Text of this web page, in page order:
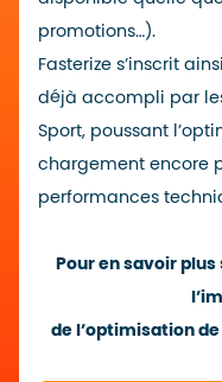
promotions…).
Fasterize s’inscrit
déjà accompli par
Sport, poussant
chargement encore
performances
Pour en savoir
de l’optimisation